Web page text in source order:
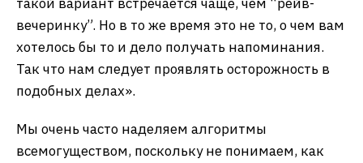
вечеринку”. Но в то же время это не то, о чем вам
хотелось бы то и дело получать напоминания.
Так что нам следует проявлять осторожность в
подобных делах».
Мы очень часто наделяем алгоритмы
всемогуществом, поскольку не понимаем, как